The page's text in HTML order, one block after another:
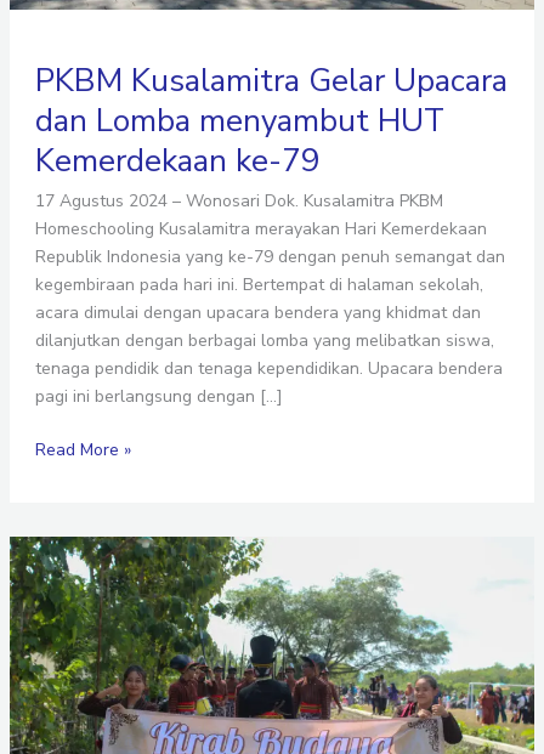
PKBM Kusalamitra Gelar Upacara
dan Lomba menyambut HUT
Kemerdekaan ke-79
17 Agustus 2024 – Wonosari Dok. Kusalamitra PKBM
Homeschooling Kusalamitra merayakan Hari Kemerdekaan
Republik Indonesia yang ke-79 dengan penuh semangat dan
kegembiraan pada hari ini. Bertempat di halaman sekolah,
acara dimulai dengan upacara bendera yang khidmat dan
dilanjutkan dengan berbagai lomba yang melibatkan siswa,
tenaga pendidik dan tenaga kependidikan. Upacara bendera
pagi ini berlangsung dengan […]
Read More »
Tradisi
Perayaan
Rasulan